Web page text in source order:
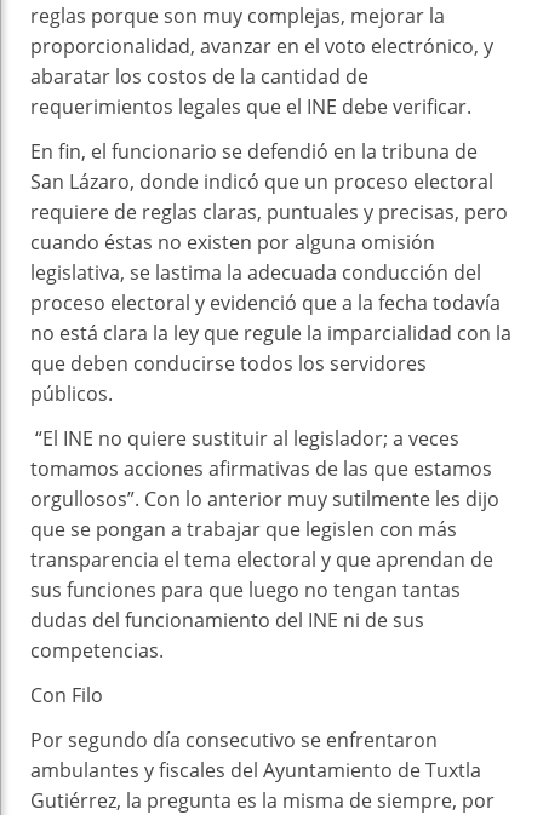
reglas porque son muy complejas, mejorar la
proporcionalidad, avanzar en el voto electrónico, y
abaratar los costos de la cantidad de
requerimientos legales que el INE debe verificar.
En fin, el funcionario se defendió en la tribuna de
San Lázaro, donde indicó que un proceso electoral
requiere de reglas claras, puntuales y precisas, pero
cuando éstas no existen por alguna omisión
legislativa, se lastima la adecuada conducción del
proceso electoral y evidenció que a la fecha todavía
no está clara la ley que regule la imparcialidad con la
que deben conducirse todos los servidores
públicos.
“El INE no quiere sustituir al legislador; a veces
tomamos acciones afirmativas de las que estamos
orgullosos”. Con lo anterior muy sutilmente les dijo
que se pongan a trabajar que legislen con más
transparencia el tema electoral y que aprendan de
sus funciones para que luego no tengan tantas
dudas del funcionamiento del INE ni de sus
competencias.
Con Filo
Por segundo día consecutivo se enfrentaron
ambulantes y fiscales del Ayuntamiento de Tuxtla
Gutiérrez, la pregunta es la misma de siempre, por